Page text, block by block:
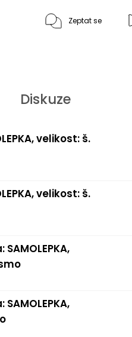
Zeptat se
Diskuze
velikost: š.
velikost: š.